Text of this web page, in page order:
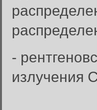
-
излучения